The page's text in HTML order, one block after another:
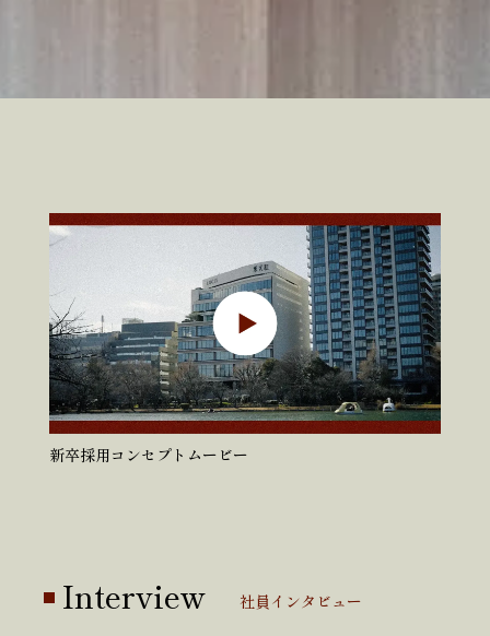
新卒採用コンセプトムービー
Interview 社員インタビュー